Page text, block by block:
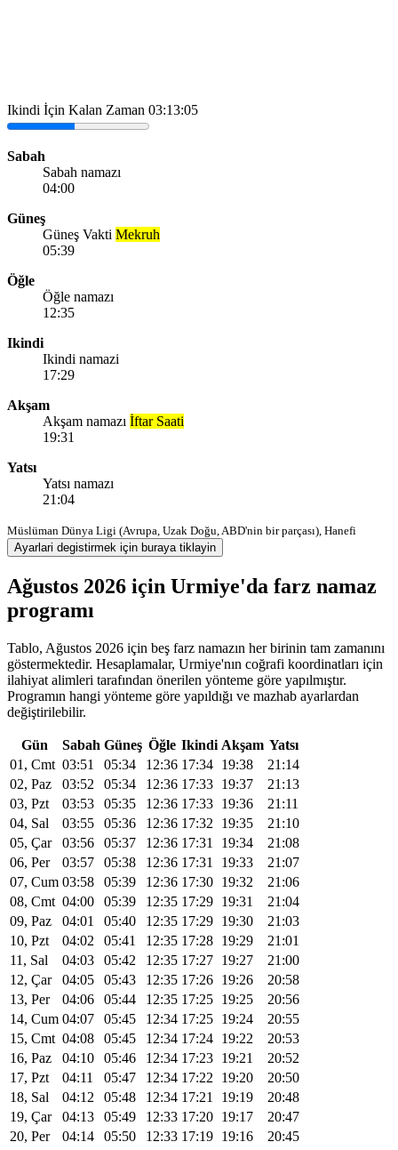
Ikindi İçin Kalan Zaman 03:13:05
Sabah
Sabah namazı
04:00
Güneş
Güneş Vakti Mekruh
05:39
Öğle
Öğle namazı
12:35
Ikindi
Ikindi namazi
17:29
Akşam
Akşam namazı İftar Saati
19:31
Yatsı
Yatsı namazı
21:04
Müslüman Dünya Ligi (Avrupa, Uzak Doğu, ABD'nin bir parçası), Hanefi
Ayarlari degistirmek için buraya tiklayin
Ağustos 2026 için Urmiye'da farz namaz
programı
Tablo, Ağustos 2026 için beş farz namazın her birinin tam zamanını
göstermektedir. Hesaplamalar, Urmiye'nın coğrafi koordinatları için
ilahiyat alimleri tarafından önerilen yönteme göre yapılmıştır.
Programın hangi yönteme göre yapıldığı ve mazhab ayarlardan
değiştirilebilir.
Gün Sabah Güneş Öğle Ikindi Akşam Yatsı
01, Cmt 03:51 05:34 12:36 17:34 19:38
21:14
02, Paz
03:52 05:34 12:36 17:33 19:37
21:13
03, Pzt
03:53 05:35 12:36 17:33 19:36
21:11
04, Sal
03:55 05:36 12:36 17:32 19:35
21:10
05, Çar
03:56 05:37 12:36 17:31 19:34
21:08
06, Per
03:57 05:38 12:36 17:31 19:33
21:07
07, Cum 03:58 05:39 12:36 17:30 19:32
21:06
08, Cmt 04:00 05:39 12:35 17:29 19:31
21:04
09, Paz
04:01 05:40 12:35 17:29 19:30
21:03
10, Pzt
04:02 05:41 12:35 17:28 19:29
21:01
11, Sal
04:03 05:42 12:35 17:27 19:27
21:00
12, Çar
04:05 05:43 12:35 17:26 19:26
20:58
13, Per
04:06 05:44 12:35 17:25 19:25
20:56
14, Cum 04:07 05:45 12:34 17:25 19:24
20:55
15, Cmt 04:08 05:45 12:34 17:24 19:22
20:53
16, Paz
04:10 05:46 12:34 17:23 19:21
20:52
17, Pzt
04:11 05:47 12:34 17:22 19:20
20:50
18, Sal
04:12 05:48 12:34 17:21 19:19
20:48
19, Çar
04:13 05:49 12:33 17:20 19:17
20:47
20, Per
04:14 05:50 12:33 17:19 19:16
20:45